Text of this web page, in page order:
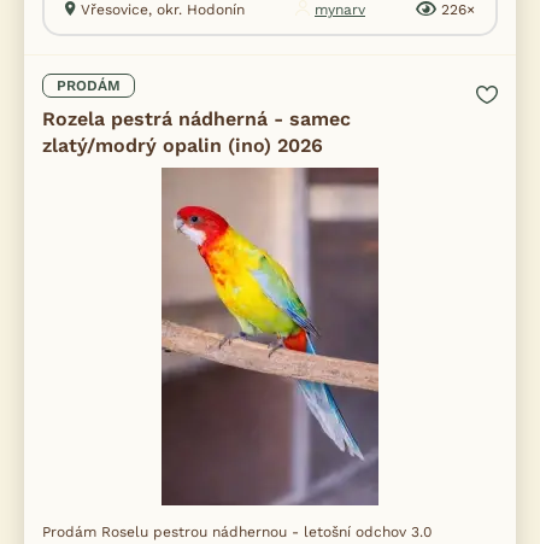
Vřesovice, okr. Hodonín mynarv 226×
PRODÁM
Rozela pestrá nádherná - samec
zlatý/modrý opalin (ino) 2026
Prodám Roselu pestrou nádhernou - letošní odchov 3.0